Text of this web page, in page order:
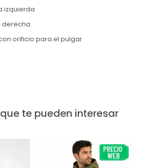
izquierda
derecha
orificio para el pulgar
te pueden interesar